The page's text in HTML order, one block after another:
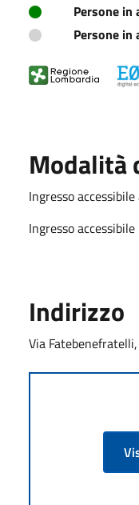
Persone in
Persone in
Modalità
Ingresso
Ingresso
Indirizzo
Via